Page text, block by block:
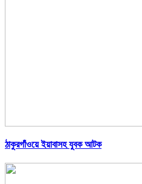
ঠাকুরগাঁওয়ে ইয়াবাসহ যুবক আটক